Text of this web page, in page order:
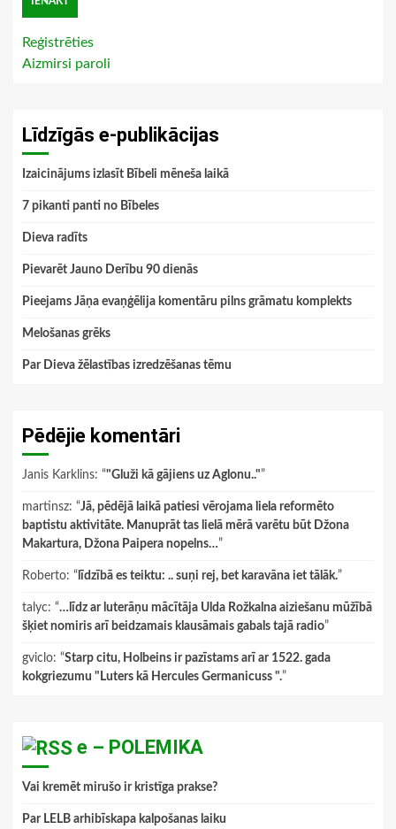
Reģistrēties
Aizmirsi paroli
Līdzīgās e-publikācijas
Izaicinājums izlasīt Bībeli mēneša laikā
7 pikanti panti no Bībeles
Dieva radīts
Pievarēt Jauno Derību 90 dienās
Pieejams Jāņa evaņģēlija komentāru pilns grāmatu komplekts
Melošanas grēks
Par Dieva žēlastības izredzēšanas tēmu
Pēdējie komentāri
Janis Karklins: “"Gluži kā gājiens uz Aglonu.."”
martinsz: “Jā, pēdējā laikā patiesi vērojama liela reformēto
baptistu aktivitāte. Manuprāt tas lielā mērā varētu būt Džona
Makartura, Džona Paipera nopelns…”
Roberto: “ līdzībā es teiktu: .. suņi rej, bet karavāna iet tālāk.”
talyc: “…līdz ar luterāņu mācītāja Ulda Rožkalna aiziešanu mūžībā
šķiet nomiris arī beidzamais klausāmais gabals tajā radio”
gviclo: “Starp citu, Holbeins ir pazīstams arī ar 1522. gada
kokgriezumu "Luters kā Hercules Germanicuss ".”
e – POLEMIKA
Vai kremēt mirušo ir kristīga prakse?
Par LELB arhibīskapa kalpošanas laiku